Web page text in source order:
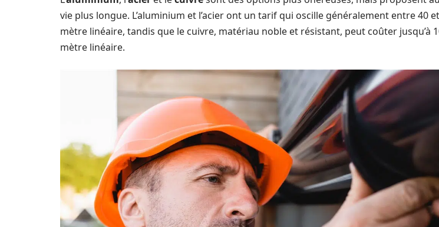
vie plus longue. L’aluminium et l’acier ont un tarif qui oscille généralement entre 40
mètre linéaire, tandis que le cuivre, matériau noble et résistant, peut coûter jusqu’à
mètre linéaire.